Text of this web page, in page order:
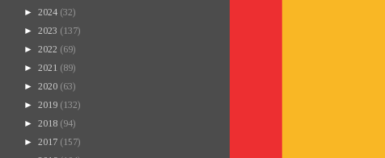
► 2024 (32)
► 2023 (137)
► 2022 (69)
► 2021 (89)
► 2020 (63)
► 2019 (132)
► 2018 (94)
► 2017 (157)